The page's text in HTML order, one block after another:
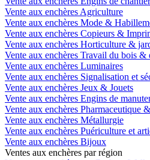
Vente aux enchères Agriculture
Vente aux enchères Mode &
Vente aux enchères Copieurs &
Vente aux enchères Horticulture &
Vente aux enchères Travail du bois &
Vente aux enchères Luminaires
Vente aux enchères Signalisation et
Vente aux enchères Jeux & Jouets
Vente aux enchères Engins de
Vente aux enchères Pharmaceutique
Vente aux enchères Métallurgie
Vente aux enchères Puériculture et
Vente aux enchères Bijoux
Ventes aux enchères par région